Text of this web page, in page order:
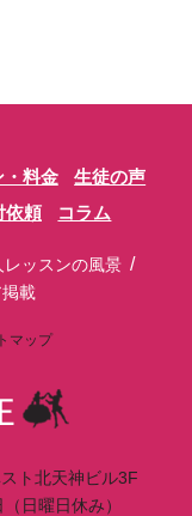
・料金
生徒の声
依頼 コラム
レッスンの風景 /
載
マップ
ト北天神ビル3F
日曜日休み）